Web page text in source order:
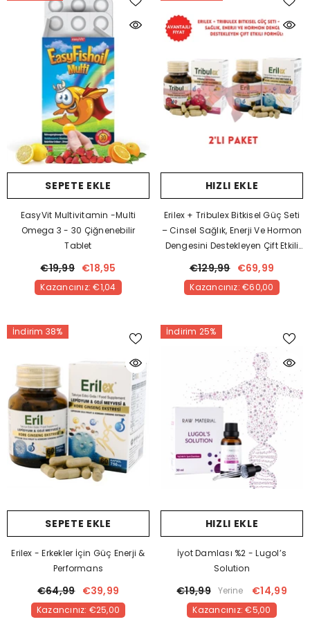
SEPETE EKLE
EasyVit Multivitamin -Multi
Omega 3 - 30 Çiğnenebilir
Tablet
€19,99 €18,95
Kazancınız: €1,04
HIZLI EKLE
Erilex + Tribulex Bitkisel Güç Seti
– Cinsel Sağlık, Enerji Ve Hormon
Dengesini Destekleyen Çift Etkili
€129,99 €69,99
Kazancınız: €60,00
İndirim 38%
SEPETE EKLE
Erilex - Erkekler İçin Güç Enerji &
Performans
€64,99 €39,99
Kazancınız: €25,00
İndirim 25%
HIZLI EKLE
İyot Damlası %2 - Lugol’s
Solution
€19,99 Yerine €14,99
Kazancınız: €5,00